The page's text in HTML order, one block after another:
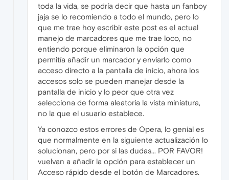
toda la vida, se podría decir que hasta un fanboy
jaja se lo recomiendo a todo el mundo, pero lo
que me trae hoy escribir este post es el actual
manejo de marcadores que me trae loco, no
entiendo porque eliminaron la opción que
permitía añadir un marcador y enviarlo como
acceso directo a la pantalla de inicio, ahora los
accesos solo se pueden manejar desde la
pantalla de inicio y lo peor que otra vez
selecciona de forma aleatoria la vista miniatura,
no la que el usuario establece.
Ya conozco estos errores de Opera, lo genial es
que normalmente en la siguiente actualización lo
solucionan, pero por si las dudas... POR FAVOR!
vuelvan a añadir la opción para establecer un
Acceso rápido desde el botón de Marcadores.